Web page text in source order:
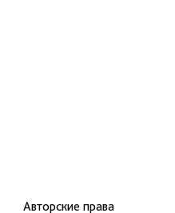
Авторские права